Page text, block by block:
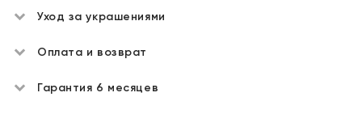
Уход за украшениями
Оплата и возврат
Гарантия 6 месяцев